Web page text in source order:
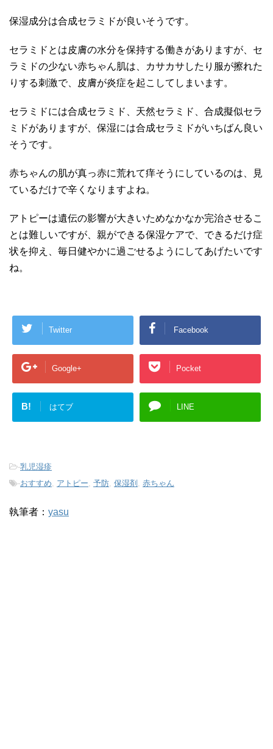
保湿成分は合成セラミドが良いそうです。
セラミドとは皮膚の水分を保持する働きがありますが、セ
ラミドの少ない赤ちゃん肌は、カサカサしたり服が擦れた
りする刺激で、皮膚が炎症を起こしてしまいます。
セラミドには合成セラミド、天然セラミド、合成擬似セラ
ミドがありますが、保湿には合成セラミドがいちばん良い
そうです。
赤ちゃんの肌が真っ赤に荒れて痒そうにしているのは、見
ているだけで辛くなりますよね。
アトピーは遺伝の影響が大きいためなかなか完治させるこ
とは難しいですが、親ができる保湿ケアで、できるだけ症
状を抑え、毎日健やかに過ごせるようにしてあげたいです
ね。
Twitter Facebook
Google+ Pocket
B! はてブ LINE
-乳児湿疹
-おすすめ アトピー 予防 保湿剤 赤ちゃん
執筆者： yasu